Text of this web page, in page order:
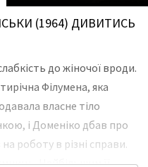
(1964) ДИВИТИСЬ
до жіночої вроди.
Філумена, яка
власне тіло
і Доменіко дбав про
роботу в різні справи.
Найбільшим її